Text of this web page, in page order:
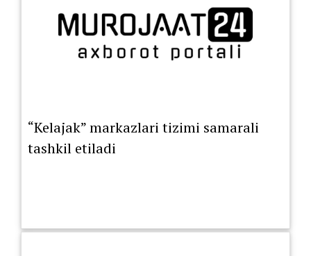
“Kelajak” markazlari tizimi samarali
tashkil etiladi